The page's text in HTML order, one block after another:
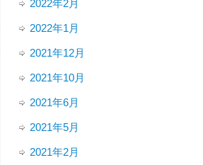
2022年2月
2022年1月
2021年12月
2021年10月
2021年6月
2021年5月
2021年2月